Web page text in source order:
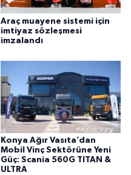
Araç muayene sistemi için
imtiyaz sözleşmesi
imzalandı
Konya Ağır Vasıta’dan
Mobil Vinç Sektörüne Yeni
Güç: Scania 560G TITAN &
ULTRA